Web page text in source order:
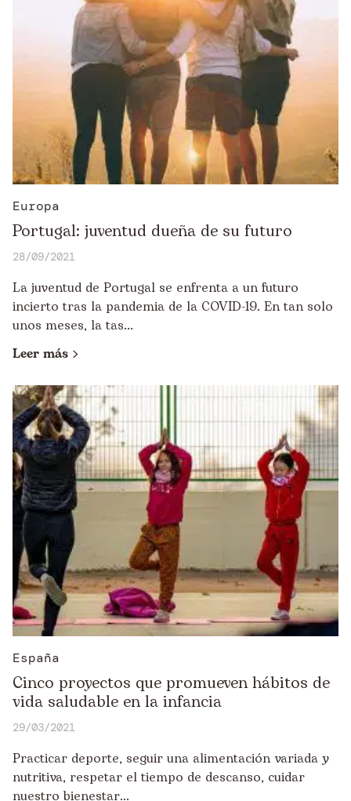
Europa
Portugal: juventud dueña de su futuro
28/09/2021
La juventud de Portugal se enfrenta a un futuro
incierto tras la pandemia de la COVID-19. En tan solo
unos meses, la tas...
Leer más
España
Cinco proyectos que promueven hábitos de
vida saludable en la infancia
29/03/2021
Practicar deporte, seguir una alimentación variada y
nutritiva, respetar el tiempo de descanso, cuidar
nuestro bienestar...